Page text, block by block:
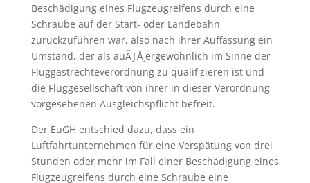
Beschädigung eines Flugzeugreifens durch eine
Schraube auf der Start- oder Landebahn
zurückzuführen war, also nach ihrer Auffassung ein
Umstand, der als auÃƒÅ¸ergewöhnlich im Sinne der
Fluggastrechteverordnung zu qualifizieren ist und
die Fluggesellschaft von ihrer in dieser Verordnung
vorgesehenen Ausgleichspflicht befreit.
Der EuGH entschied dazu, dass ein
Luftfahrtunternehmen für eine Verspätung von drei
Stunden oder mehr im Fall einer Beschädigung eines
Flugzeugreifens durch eine Schraube eine